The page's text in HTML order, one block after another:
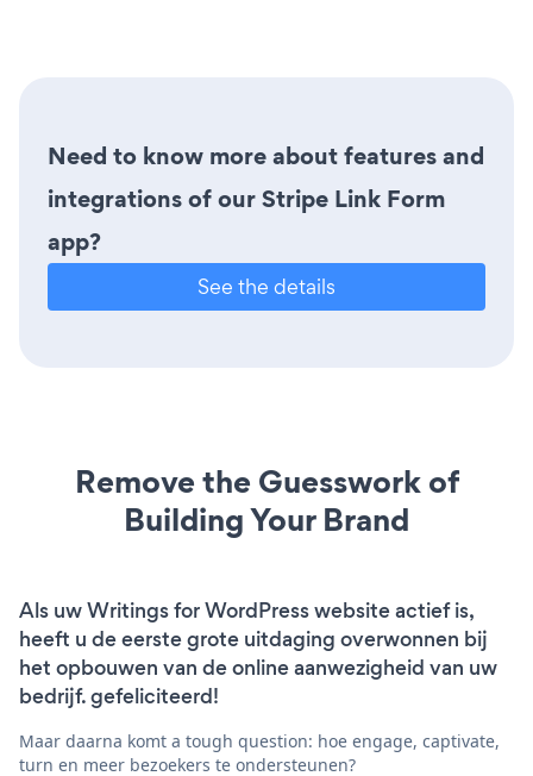
Need to know more about features and
integrations of our Stripe Link Form
app?
See the details
Remove the Guesswork of
Building Your Brand
Als uw Writings for WordPress website actief is,
heeft u de eerste grote uitdaging overwonnen bij
het opbouwen van de online aanwezigheid van uw
bedrijf. gefeliciteerd!
Maar daarna komt a tough question: hoe engage, captivate,
turn en meer bezoekers te ondersteunen?